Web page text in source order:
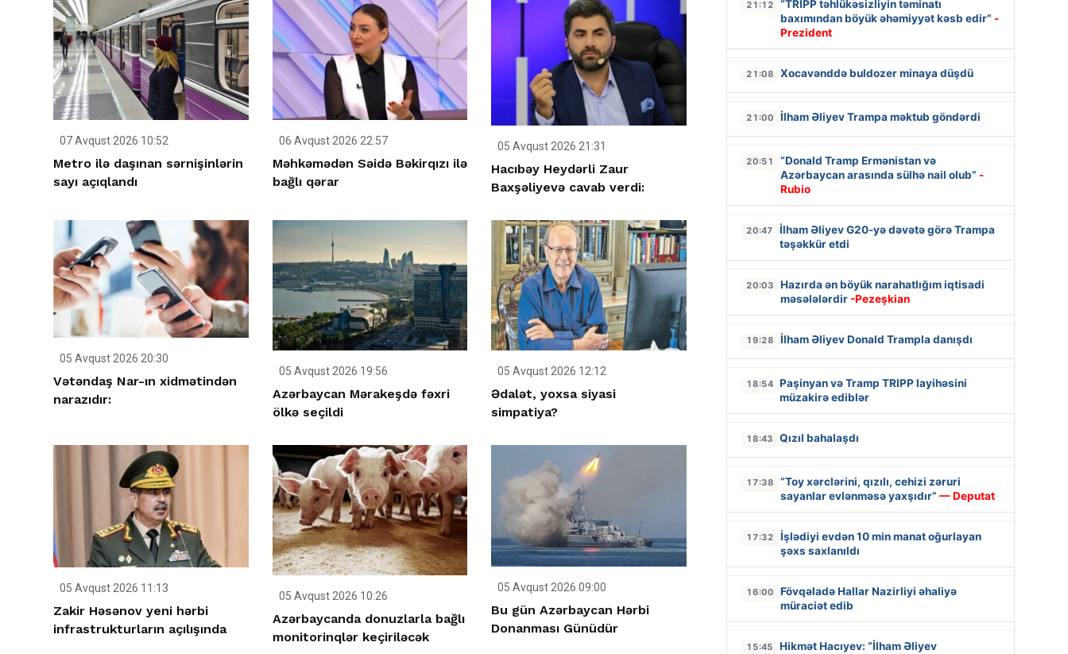
07 Avqust 2026 10:52
Metro ilə daşınan sərnişinlərin
sayı açıqlandı
06 Avqust 2026 22:57
Məhkəmədən Səidə Bəkirqızı ilə
bağlı qərar
05 Avqust 2026 21:31
Hacıbəy Heydərli Zaur
Baxşəliyevə cavab verdi:
05 Avqust 2026 20:30
Vətəndaş Nar-ın xidmətindən
narazıdır:
05 Avqust 2026 19:56
Azərbaycan Mərakeşdə fəxri
ölkə seçildi
05 Avqust 2026 12:12
Ədalət, yoxsa siyasi
simpatiya?
05 Avqust 2026 11:13
Zakir Həsənov yeni hərbi
infrastrukturların açılışında
05 Avqust 2026 10:26
Azərbaycanda donuzlarla bağlı
monitorinqlər keçiriləcək
05 Avqust 2026 09:00
Bu gün Azərbaycan Hərbi
Donanması Günüdür
21:12
“TRIPP təhlükəsizliyin təminatı
baxımından böyük əhəmiyyət kəsb edir” -
Prezident
21:08 Xocavənddə buldozer minaya düşdü
21:00 İlham Əliyev Trampa məktub göndərdi
20:51
“Donald Tramp Ermənistan və
Azərbaycan arasında sülhə nail olub” -
Rubio
20:47
İlham Əliyev G20-yə dəvətə görə Trampa
təşəkkür etdi
20:03
Hazırda ən böyük narahatlığım iqtisadi
məsələlərdir -Pezeşkian
19:28 İlham Əliyev Donald Trampla danışdı
18:54 Paşinyan və Tramp TRIPP layihəsini
müzakirə ediblər
18:43 Qızıl bahalaşdı
17:38
“Toy xərclərini, qızılı, cehizi zəruri
sayanlar evlənməsə yaxşıdır” — Deputat
17:32
İşlədiyi evdən 10 min manat oğurlayan
şəxs saxlanıldı
16:00
Fövqəladə Hallar Nazirliyi əhaliyə
müraciət edib
15:45 Hikmət Hacıyev: “İlham Əliyev